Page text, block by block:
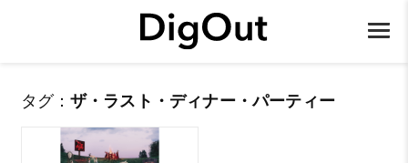
タグ： ザ・ラスト・ディナー・パーティー